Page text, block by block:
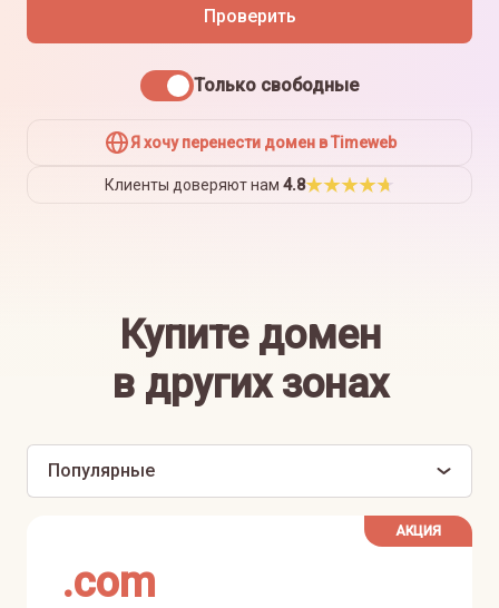
Проверить
Только свободные
Я хочу перенести домен в Timeweb
Клиенты доверяют нам 4.8
Купите домен
в других зонах
Популярные
АКЦИЯ
.com